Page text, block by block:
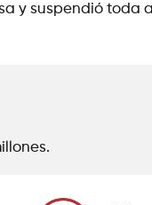
y suspendió